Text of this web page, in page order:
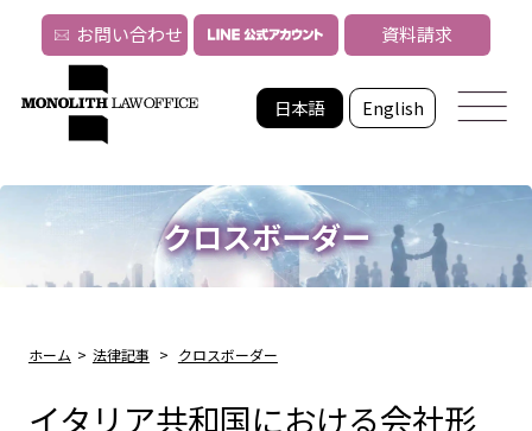
日本語 English
お問い合わせ 資料請求
クロスボーダー
ホーム > 法律記事 > クロスボーダー
イタリア共和国における会社形